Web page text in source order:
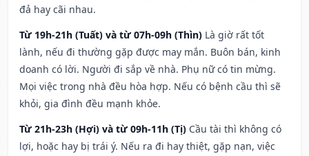
đả hay cãi nhau.
Từ 19h-21h (Tuất) và từ 07h-09h (Thìn) Là giờ rất tốt
lành, nếu đi thường gặp được may mắn. Buôn bán, kinh
doanh có lời. Người đi sắp về nhà. Phụ nữ có tin mừng.
Mọi việc trong nhà đều hòa hợp. Nếu có bệnh cầu thì sẽ
khỏi, gia đình đều mạnh khỏe.
Từ 21h-23h (Hợi) và từ 09h-11h (Tị) Cầu tài thì không có
lợi, hoặc hay bị trái ý. Nếu ra đi hay thiệt, gặp nạn, việc